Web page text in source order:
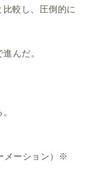
較し、圧倒的に
んだ。
メーション）※